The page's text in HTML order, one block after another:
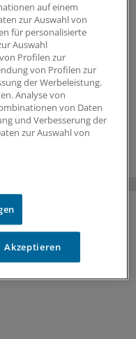
Vorprüfung wird in
und Ärzte in
während des
den ersten beiden
eingegangen.
auf einem
zur Auswahl von
für personalisierte
Auswahl
Profilen zur
von Profilen zur
der Werbeleistung.
Analyse von
von Daten
und Verbesserung der
zur Auswahl von
Akzeptieren